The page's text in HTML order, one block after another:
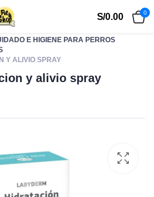
S/0.00 0
E HIGIENE PARA PERROS
Y ALIVIO SPRAY
y alivio spray